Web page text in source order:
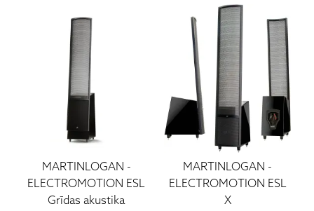
MARTINLOGAN -
ELECTROMOTION ESL
Grīdas akustika
MARTINLOGAN -
ELECTROMOTION ESL
X